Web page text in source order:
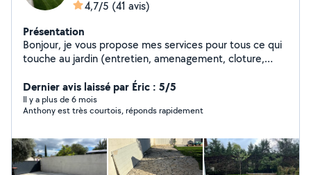
4,7/5 (41 avis)
Présentation
Bonjour, je vous propose mes services pour tous ce qui
touche au jardin (entretien, amenagement, cloture,
photos de mes realisations, n'hesitez pas à me solliciter,
je suis diplomé, O7.77.2O.25.81 AUPAYSAGE.
Dernier avis laissé par Éric : 5/5
Il y a plus de 6 mois
Anthony est très courtois, réponds rapidement